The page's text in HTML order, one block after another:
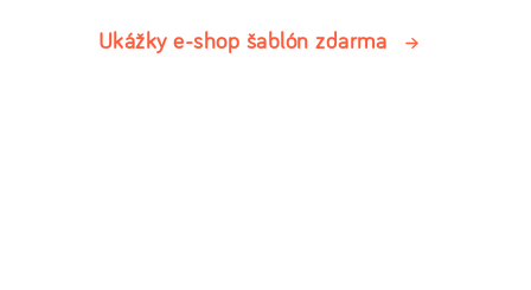
Ukážky e-shop šablón zdarma